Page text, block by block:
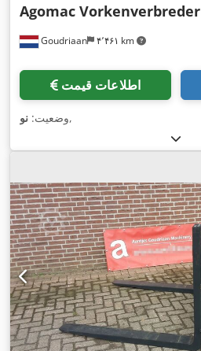
Goudriaan ۴٬۴۶۱ km
Agomac Vorkenverbreder
اطلاعات قیمت
وضعیت: نو ,